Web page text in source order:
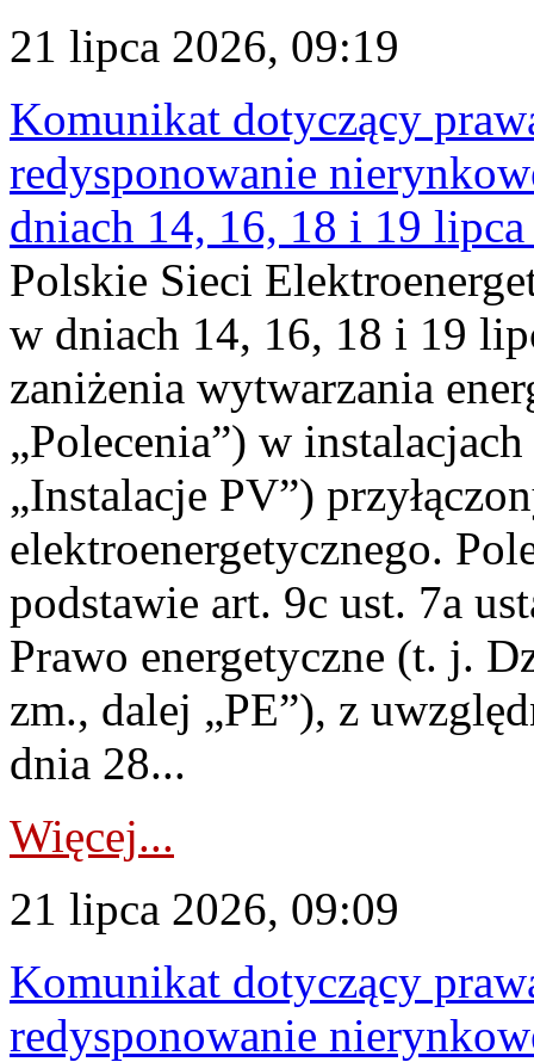
21 lipca 2026, 09:19
Komunikat dotyczący
redysponowanie
dniach 14, 16, 18 i 19
Polskie Sieci
w dniach 14, 16, 18 i 19
zaniżenia wytwarzania
„Polecenia”) w
„Instalacje PV”)
elektroenergetycznego.
podstawie art. 9c ust. 7a
Prawo energetyczne (t. j.
zm., dalej „PE”), z
dnia 28...
Więcej...
21 lipca 2026, 09:09
Komunikat dotyczący
redysponowanie